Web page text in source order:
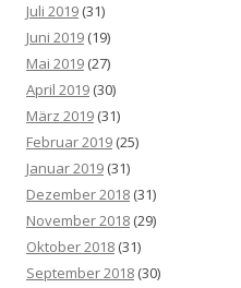
Juli 2019 (31)
Juni 2019 (19)
Mai 2019 (27)
April 2019 (30)
März 2019 (31)
Februar 2019 (25)
Januar 2019 (31)
Dezember 2018 (31)
November 2018 (29)
Oktober 2018 (31)
September 2018 (30)